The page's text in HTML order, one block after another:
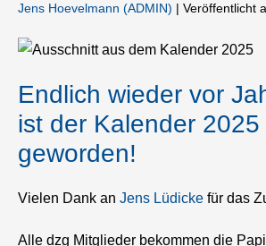
Jens Hoevelmann (ADMIN) | Veröffentlicht
Endlich wieder vor
ist der Kalender 2025
geworden!
Vielen Dank an Jens Lüdicke für das
Alle dzg Mitglieder bekommen die